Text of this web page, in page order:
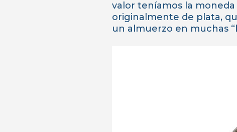
valor teníamos la moneda
originalmente de plata,
un almuerzo en muchas